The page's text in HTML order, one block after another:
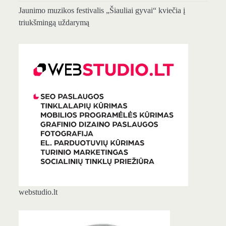
Jaunimo muzikos festivalis „Šiauliai gyvai“ kviečia į
triukšmingą uždarymą
webstudio.lt